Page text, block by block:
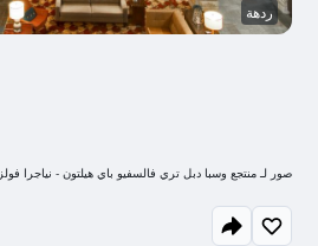
ردهة
صور لـ منتجع وسبا دبل تري فالسفيو باي هيلتون - نياجرا فولز